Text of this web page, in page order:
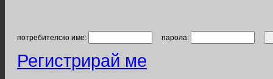
потребителско име: парола:
Регистрирай ме